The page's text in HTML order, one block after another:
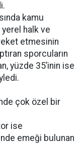
kamu
halk ve
etmesinin
sporcuların
yüzde 35’inin ise
çok özel bir
ise
emeği bulunan